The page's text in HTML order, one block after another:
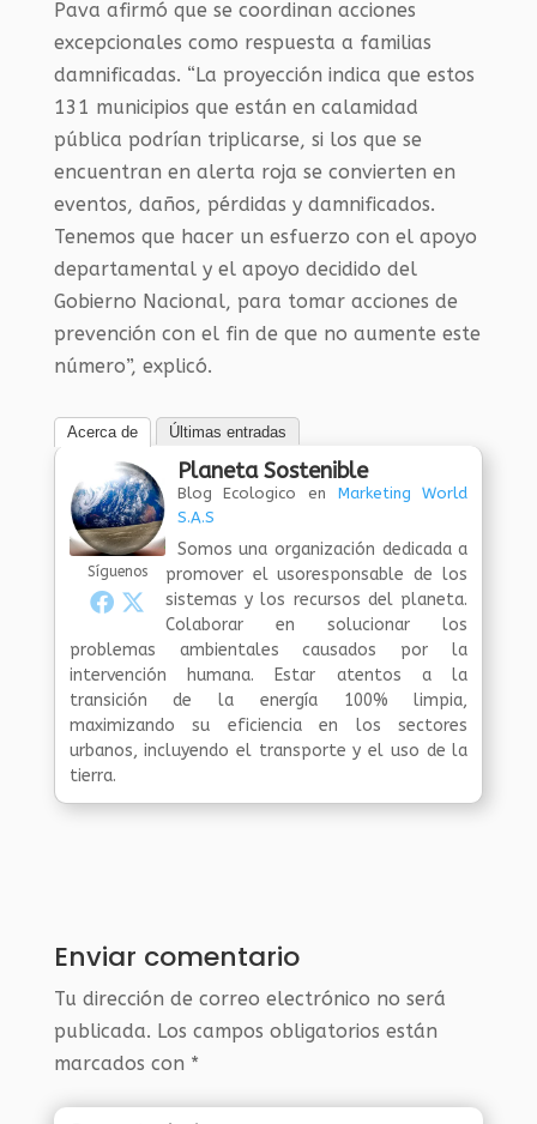
Pava afirmó que se coordinan acciones
excepcionales como respuesta a familias
damnificadas. “La proyección indica que estos
131 municipios que están en calamidad
pública podrían triplicarse, si los que se
encuentran en alerta roja se convierten en
eventos, daños, pérdidas y damnificados.
Tenemos que hacer un esfuerzo con el apoyo
departamental y el apoyo decidido del
Gobierno Nacional, para tomar acciones de
prevención con el fin de que no aumente este
número”, explicó.
Acerca de Últimas entradas
Síguenos
Planeta Sostenible
Blog Ecologico en Marketing World
S.A.S
Somos una organización dedicada a
promover el usoresponsable de los
sistemas y los recursos del planeta.
Colaborar en solucionar los
problemas ambientales causados por la
intervención humana. Estar atentos a la
transición de la energía 100% limpia,
maximizando su eficiencia en los sectores
urbanos, incluyendo el transporte y el uso de la
tierra.
Enviar comentario
Tu dirección de correo electrónico no será
publicada. Los campos obligatorios están
marcados con *